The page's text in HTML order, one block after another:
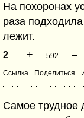
На похоронах
раза подходила
лежит.
2 + 592 –
Ссылка Поделиться
Самое трудное